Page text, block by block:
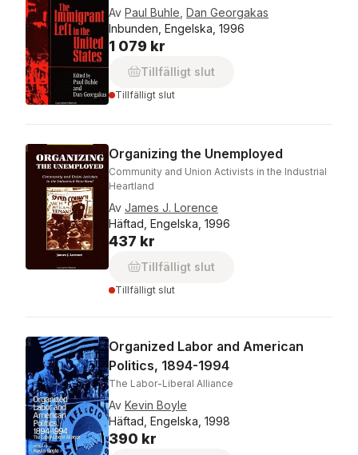
Av Paul Buhle Dan Georgakas
Inbunden, Engelska, 1996
1 079 kr
Tillfälligt slut
Tillfälligt slut
Organizing the Unemployed
Community and Union Activists in the Industrial
Heartland
Av James J. Lorence
Häftad, Engelska, 1996
437 kr
Tillfälligt slut
Tillfälligt slut
Organized Labor and American
Politics, 1894-1994
The Labor-Liberal Alliance
Av Kevin Boyle
Häftad, Engelska, 1998
390 kr